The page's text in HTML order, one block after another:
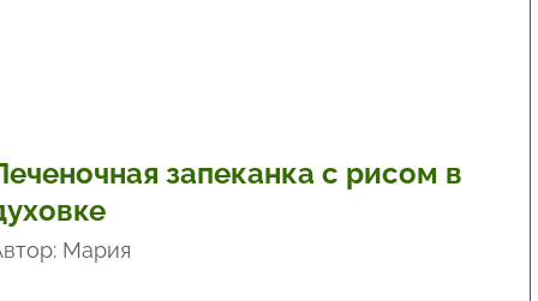
запеканка с рисом в
Мария